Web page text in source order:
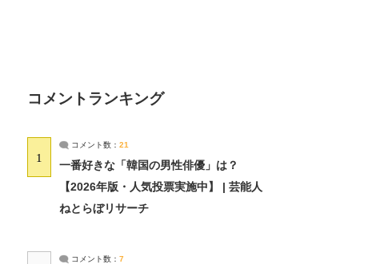
コメントランキング
1
コメント数： 21
一番好きな「韓国の男性俳優」は？
【2026年版・人気投票実施中】 | 芸能人
ねとらぼリサーチ
コメント数： 7